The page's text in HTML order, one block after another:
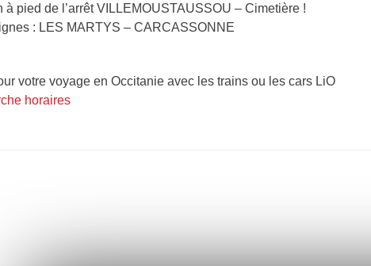
à pied de l’arrêt VILLEMOUSTAUSSOU – Cimetière !
: LES MARTYS – CARCASSONNE
votre voyage en Occitanie avec les trains ou les cars LiO
horaires